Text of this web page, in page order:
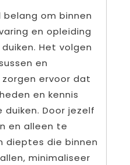
om binnen
en opleiding
Het volgen
en
ervoor dat
en kennis
Door jezelf
en alleen te
dieptes die binnen
minimaliseer